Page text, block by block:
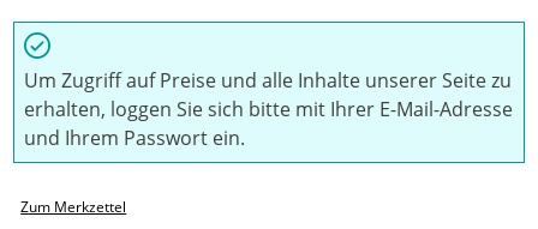
Um Zugriff auf Preise und alle Inhalte unserer Seite zu
erhalten, loggen Sie sich bitte mit Ihrer E-Mail-Adresse
und Ihrem Passwort ein.
Zum Merkzettel